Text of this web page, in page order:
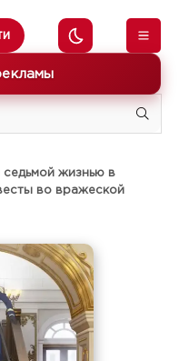
седьмой жизнью в
во вражеской